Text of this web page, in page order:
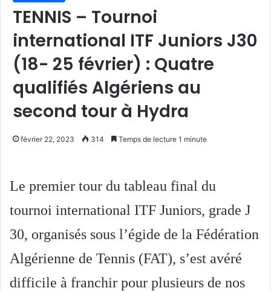
TENNIS – Tournoi
international ITF Juniors J30
(18- 25 février) : Quatre
qualifiés Algériens au
second tour à Hydra
février 22, 2023 314 Temps de lecture 1 minute
Le premier tour du tableau final du
tournoi international ITF Juniors, grade J
30, organisés sous l’égide de la Fédération
Algérienne de Tennis (FAT), s’est avéré
difficile à franchir pour plusieurs de nos